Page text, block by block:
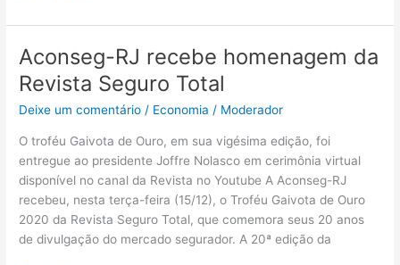
Aconseg-RJ recebe homenagem da
Revista Seguro Total
Deixe um comentário / Economia / Moderador
O troféu Gaivota de Ouro, em sua vigésima edição, foi
entregue ao presidente Joffre Nolasco em cerimônia virtual
disponível no canal da Revista no Youtube A Aconseg-RJ
recebeu, nesta terça-feira (15/12), o Troféu Gaivota de Ouro
2020 da Revista Seguro Total, que comemora seus 20 anos
de divulgação do mercado segurador. A 20ª edição da
Aconseg-
RJ
recebe
homenagem
Seguro
Total